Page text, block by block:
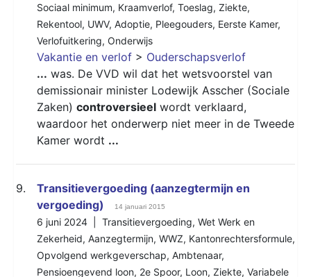
Sociaal minimum, Kraamverlof, Toeslag, Ziekte,
Rekentool, UWV, Adoptie, Pleegouders, Eerste Kamer,
Verlofuitkering, Onderwijs
Vakantie en verlof > Ouderschapsverlof
... was. De VVD wil dat het wetsvoorstel van
demissionair minister Lodewijk Asscher (Sociale
Zaken) controversieel wordt verklaard,
waardoor het onderwerp niet meer in de Tweede
Kamer wordt ...
9.
Transitievergoeding (aanzegtermijn en
vergoeding)
14 januari 2015
6 juni 2024 | Transitievergoeding, Wet Werk en
Zekerheid, Aanzegtermijn, WWZ, Kantonrechtersformule,
Opvolgend werkgeverschap, Ambtenaar,
Pensioengevend loon, 2e Spoor, Loon, Ziekte, Variabele